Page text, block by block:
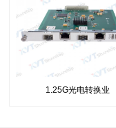
1.25G光电转换业